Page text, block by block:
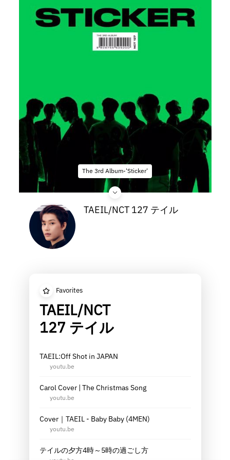
The 3rd Album-'Sticker'
TAEIL/NCT 127 テイル
Favorites
TAEIL/NCT
127 テイル
TAEIL:Off Shot in JAPAN
youtu.be
Carol Cover | The Christmas Song
youtu.be
Cover｜TAEIL - Baby Baby (4MEN)
youtu.be
テイルの夕方4時～5時の過ごし方